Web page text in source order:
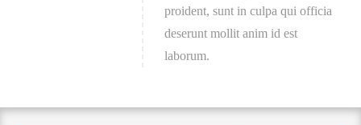
proident, sunt in culpa qui officia
deserunt mollit anim id est
laborum.